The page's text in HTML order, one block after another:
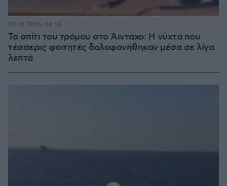
Το σπίτι του τρόμου στο Άινταχο: Η νύχτα που
τέσσερις φοιτητές δολοφονήθηκαν μέσα σε λίγα
λεπτά
09.08.2026, 08:33